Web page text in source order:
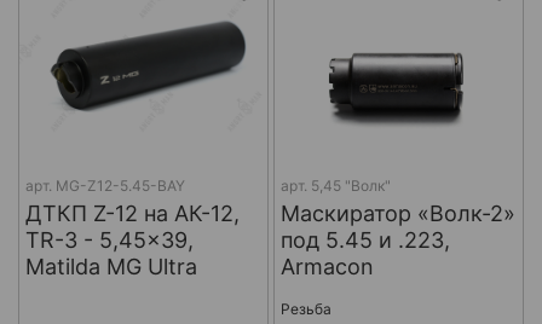
арт. MG-Z12-5.45-BAY
ДТКП Z-12 на АК-12,
TR-3 - 5,45x39,
Matilda MG Ultra
арт. 5,45 "Волк"
Маскиратор «Волк-2»
под 5.45 и .223,
Armacon
Резьба